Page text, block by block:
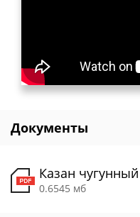
Документы
Казан
0.6545 мб